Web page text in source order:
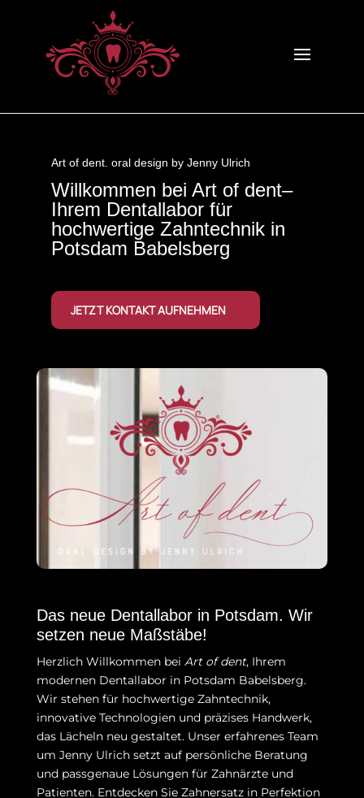
Art of dent. oral design by Jenny Ulrich
Willkommen bei Art of dent–
Ihrem Dentallabor für
hochwertige Zahntechnik in
Potsdam Babelsberg
JETZT KONTAKT AUFNEHMEN
Das neue Dentallabor in Potsdam. Wir
setzen neue Maßstäbe!
Herzlich Willkommen bei Art of dent, Ihrem
modernen Dentallabor in Potsdam Babelsberg.
Wir stehen für hochwertige Zahntechnik,
innovative Technologien und präzises Handwerk,
das Lächeln neu gestaltet. Unser erfahrenes Team
um Jenny Ulrich setzt auf persönliche Beratung
und passgenaue Lösungen für Zahnärzte und
Patienten. Entdecken Sie Zahnersatz in Perfektion